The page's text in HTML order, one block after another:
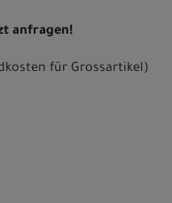
anfragen!
für Grossartikel)